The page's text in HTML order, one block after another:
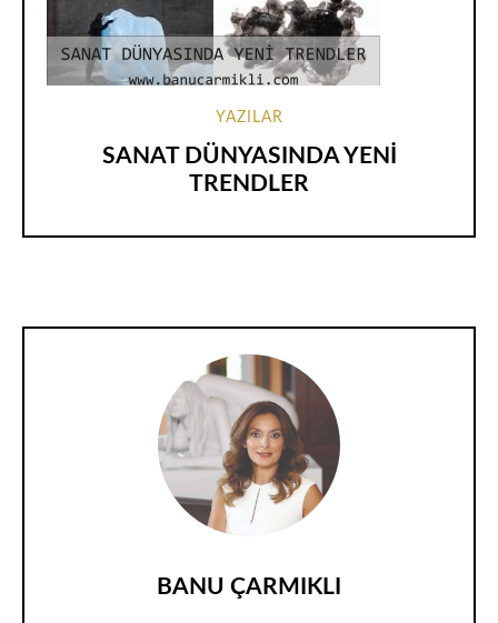
YAZILAR
SANAT DÜNYASINDA YENİ
TRENDLER
BANU ÇARMIKLI